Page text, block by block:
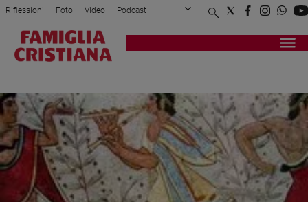
Attualità
Politica
Mondo
Economia
Legalità
giustizia
Riflessioni Foto Video Podcast
Privacy Policy Chi siamo
Registrati Redazione